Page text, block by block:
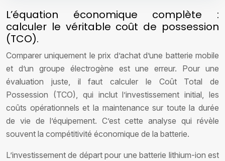
L’équation économique complète :
calculer le véritable coût de possession
(TCO).
Comparer uniquement le prix d’achat d’une batterie mobile
et d’un groupe électrogène est une erreur. Pour une
évaluation juste, il faut calculer le Coût Total de
Possession (TCO), qui inclut l’investissement initial, les
coûts opérationnels et la maintenance sur toute la durée
de vie de l’équipement. C’est cette analyse qui révèle
souvent la compétitivité économique de la batterie.
L’investissement de départ pour une batterie lithium-ion est